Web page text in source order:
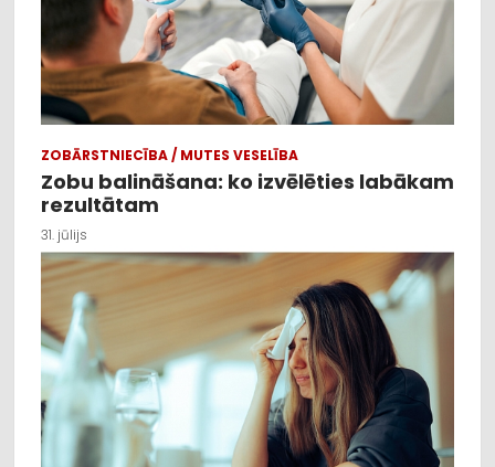
ZOBĀRSTNIECĪBA / MUTES VESELĪBA
Zobu balināšana: ko izvēlēties labākam
rezultātam
31. jūlijs